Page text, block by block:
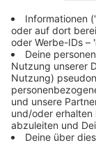
geprägt zu
neue Single
Sänger Louis
entstanden,
Sicherheit
Anzeige